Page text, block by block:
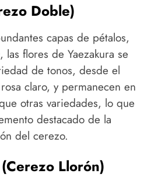
Doble)
capas de pétalos,
flores de Yaezakura se
de tonos, desde el
claro, y permanecen en
otras variedades, lo que
destacado de la
del cerezo.
Llorón)